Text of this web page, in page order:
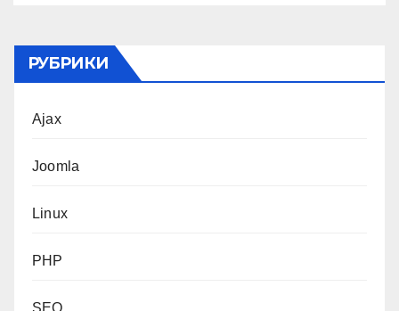
РУБРИКИ
Ajax
Joomla
Linux
PHP